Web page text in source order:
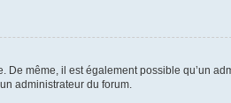
De même, il est également possible qu’un
administrateur du forum.